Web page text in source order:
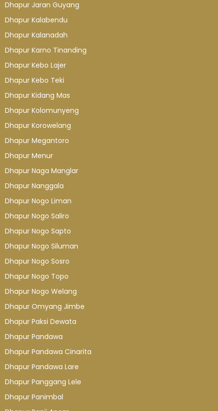
Dhapur Jaran Guyang
Dhapur Kalabendu
Dhapur Kalanadah
Dhapur Karno Tinanding
Dhapur Kebo Lajer
Dhapur Kebo Teki
Dhapur Kidang Mas
Dhapur Kolomunyeng
Dhapur Korowelang
Dhapur Megantoro
Dhapur Menur
Dhapur Naga Manglar
Dhapur Nanggala
Dhapur Nogo Liman
Dhapur Nogo Saliro
Dhapur Nogo Sapto
Dhapur Nogo Siluman
Dhapur Nogo Sosro
Dhapur Nogo Topo
Dhapur Nogo Welang
Dhapur Omyang Jimbe
Dhapur Paksi Dewata
Dhapur Pandawa
Dhapur Pandawa Cinarita
Dhapur Pandawa Lare
Dhapur Panggang Lele
Dhapur Panimbal